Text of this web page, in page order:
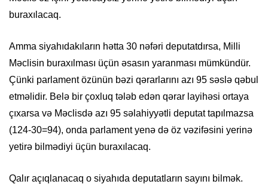
buraxılacaq.
Amma siyahıdakıların hətta 30 nəfəri deputatdırsa, Milli
Məclisin buraxılması üçün əsasın yaranması mümkündür.
Çünki parlament özünün bəzi qərarlarını azı 95 səslə qəbul
etməlidir. Belə bir çoxluq tələb edən qərar layihəsi ortaya
çıxarsa və Məclisdə azı 95 səlahiyyətli deputat tapılmazsa
(124-30=94), onda parlament yenə də öz vəzifəsini yerinə
yetirə bilmədiyi üçün buraxılacaq.
Qalır açıqlanacaq o siyahıda deputatların sayını bilmək.